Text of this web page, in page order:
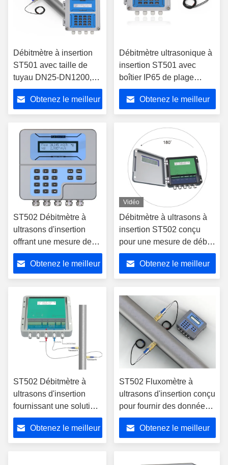
Débitmètre à insertion
ST501 avec taille de
tuyau DN25-DN1200,
technologie Transit-Time
et boîtier IP65 pour les
applications
Obtenez le meilleur
Débitmètre ultrasonique à
insertion ST501 avec
boîtier IP65 de plage
DN25-DN1200 et sortie 4-
20 mAObtenez le meilleur
ST502 Débitmètre à
ultrasons d'insertion
offrant une mesure de
débit cohérente et
précise sur diverses
tailles de tuyaux avec
temps
Obtenez le meilleur
Vidéo
Débitmètre à ultrasons à
insertion ST502 conçu
pour une mesure de débit
à temps de transit de
haute précision dans
diverses tailles de tuyaux
industriels
Obtenez le meilleur
ST502 Débitmètre à
ultrasons d'insertion
fournissant une solution
de mesure précise du
débit en temps de transit
pour des applications de
Obtenez le meilleur
ST502 Fluxomètre à
ultrasons d'insertion conçu
pour fournir des données
de débit avec une
précision de ± 0,5% sur un
large éventail de tuyaux
Obtenez le meilleur